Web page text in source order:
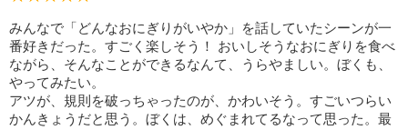
みんなで「どんなおにぎりがいやか」を話していたシーンが一
番好きだった。すごく楽しそう！ おいしそうなおにぎりを食べ
ながら、そんなことができるなんて、うらやましい。ぼくも、
やってみたい。
アツが、規則を破っちゃったのが、かわいそう。すごいつらい
かんきょうだと思う。ぼくは、めぐまれてるなって思った。最